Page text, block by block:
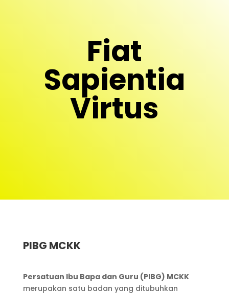
Fiat
Sapientia
Virtus
PIBG MCKK
Persatuan Ibu Bapa dan Guru (PIBG) MCKK
merupakan satu badan yang ditubuhkan